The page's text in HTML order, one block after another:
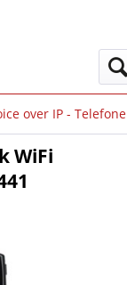
over IP - Telefone
WiFi